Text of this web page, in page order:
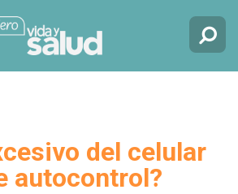
del celular
autocontrol?